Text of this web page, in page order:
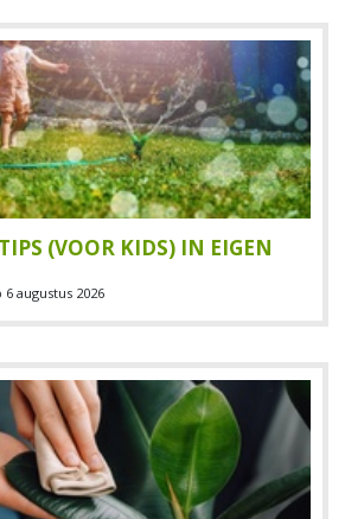
(VOOR KIDS) IN EIGEN
6 augustus 2026